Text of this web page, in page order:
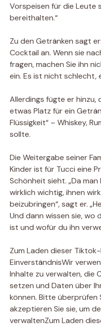
Vorspeisen für die Leute
bereithalten.“
Zu den Getränken sagt
Cocktail an. Wenn sie
fragen, machen Sie ihn
ein. Es ist nicht schlecht,
Allerdings fügte er hinzu,
etwas Platz für ein
Flüssigkeit“ – Whiskey,
sollte.
Die Weitergabe seiner
Kinder ist für Tucci eine
Schönheit sieht. „Da
wirklich wichtig, ihnen
beizubringen“, sagt er.
Und dann wissen sie, wo
ist und wofür du ihn
Zum Laden dieser
EinverständnisWir
Inhalte zu verwalten, die
setzen und Daten über
können. Bitte überprüfen
akzeptieren Sie sie, um
verwaltenZum Laden